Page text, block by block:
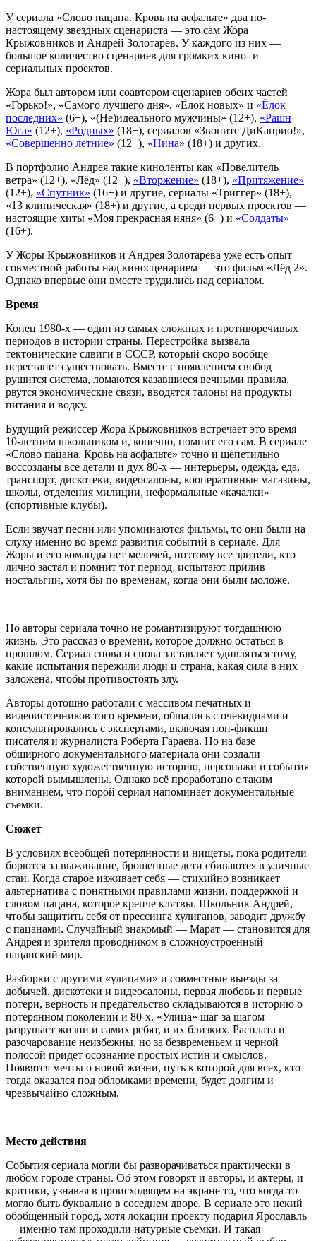
У сериала «Слово пацана. Кровь на асфальте» два по-
настоящему звездных сценариста — это сам Жора
Крыжовников и Андрей Золотарёв. У каждого из них —
большое количество сценариев для громких кино- и
сериальных проектов.
Жора был автором или соавтором сценариев обеих частей
«Горько!», «Самого лучшего дня», «Ёлок новых» и «Ёлок
последних» (6+), «(Не)идеального мужчины» (12+), «Рашн
Юга» (12+), «Родных» (18+), сериалов «Звоните ДиКаприо!»,
«Совершенно летние» (12+), «Нина» (18+) и других.
В портфолио Андрея такие киноленты как «Повелитель
ветра» (12+), «Лёд» (12+), «Вторжение» (18+), «Притяжение»
(12+), «Спутник» (16+) и другие, сериалы «Триггер» (18+),
«13 клиническая» (18+) и другие, а среди первых проектов —
настоящие хиты «Моя прекрасная няня» (6+) и «Солдаты»
(16+).
У Жоры Крыжовников и Андрея Золотарёва уже есть опыт
совместной работы над киносценарием — это фильм «Лёд 2».
Однако впервые они вместе трудились над сериалом.
Время
Конец 1980-х — один из самых сложных и противоречивых
периодов в истории страны. Перестройка вызвала
тектонические сдвиги в СССР, который скоро вообще
перестанет существовать. Вместе с появлением свобод
рушится система, ломаются казавшиеся вечными правила,
рвутся экономические связи, вводятся талоны на продукты
питания и водку.
Будущий режиссер Жора Крыжовников встречает это время
10-летним школьником и, конечно, помнит его сам. В сериале
«Слово пацана. Кровь на асфальте» точно и щепетильно
воссозданы все детали и дух 80-х — интерьеры, одежда, еда,
транспорт, дискотеки, видеосалоны, кооперативные магазины,
школы, отделения милиции, неформальные «качалки»
(спортивные клубы).
Если звучат песни или упоминаются фильмы, то они были на
слуху именно во время развития событий в сериале. Для
Жоры и его команды нет мелочей, поэтому все зрители, кто
лично застал и помнит тот период, испытают прилив
ностальгии, хотя бы по временам, когда они были моложе.
Но авторы сериала точно не романтизируют тогдашнюю
жизнь. Это рассказ о времени, которое должно остаться в
прошлом. Сериал снова и снова заставляет удивляться тому,
какие испытания пережили люди и страна, какая сила в них
заложена, чтобы противостоять злу.
Авторы дотошно работали с массивом печатных и
видеоисточников того времени, общались с очевидцами и
консультировались с экспертами, включая нон-фикшн
писателя и журналиста Роберта Гараева. Но на базе
обширного документального материала они создали
собственную художественную историю, персонажи и события
которой вымышлены. Однако всё проработано с таким
вниманием, что порой сериал напоминает документальные
съемки.
Сюжет
В условиях всеобщей потерянности и нищеты, пока родители
борются за выживание, брошенные дети сбиваются в уличные
стаи. Когда старое изживает себя — стихийно возникает
альтернатива с понятными правилами жизни, поддержкой и
словом пацана, которое крепче клятвы. Школьник Андрей,
чтобы защитить себя от прессинга хулиганов, заводит дружбу
с пацанами. Случайный знакомый — Марат — становится для
Андрея и зрителя проводником в сложноустроенный
пацанский мир.
Разборки с другими «улицами» и совместные выезды за
добычей, дискотеки и видеосалоны, первая любовь и первые
потери, верность и предательство складываются в историю о
потерянном поколении и 80-х. «Улица» шаг за шагом
разрушает жизни и самих ребят, и их близких. Расплата и
разочарование неизбежны, но за безвременьем и черной
полосой придет осознание простых истин и смыслов.
Появятся мечты о новой жизни, путь к которой для всех, кто
тогда оказался под обломками времени, будет долгим и
чрезвычайно сложным.
Место действия
События сериала могли бы разворачиваться практически в
любом городе страны. Об этом говорят и авторы, и актеры, и
критики, узнавая в происходящем на экране то, что когда-то
могло быть буквально в соседнем дворе. В сериале это некий
обобщенный город, хотя локации проекту подарил Ярославль
— именно там проходили натурные съемки. И такая